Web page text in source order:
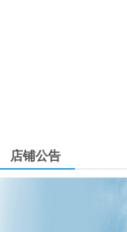
店铺公告